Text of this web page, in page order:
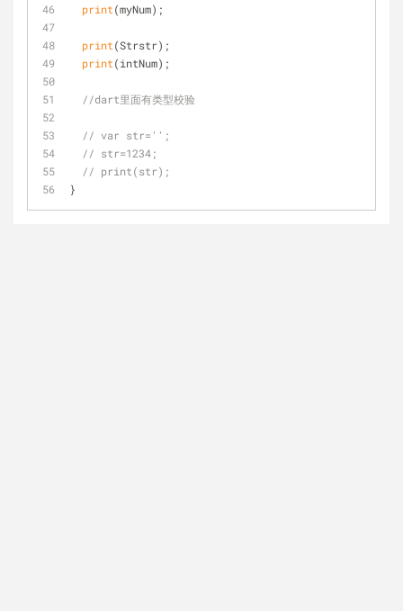
print(myNum);
print(Strstr);
print(intNum);
//dart里面有类型校验
// var str='';
// str=1234;
// print(str);
}